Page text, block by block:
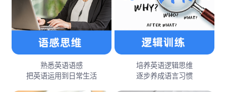
熟悉英语语感
把英语运用到日常生活
培养英语逻辑思维
逐步养成语言习惯